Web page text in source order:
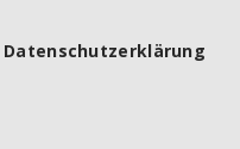
Datenschutzerklärung